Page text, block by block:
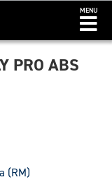
MENU
PRO ABS
(RM)